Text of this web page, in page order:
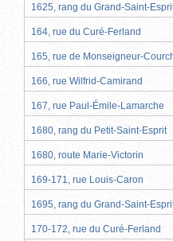
1625, rang du Grand-Saint-
164, rue du Curé-Ferland
165, rue de Monseigneur-
166, rue Wilfrid-Camirand
167, rue Paul-Émile-Lamarche
1680, rang du Petit-Saint-Esprit
1680, route Marie-Victorin
169-171, rue Louis-Caron
1695, rang du Grand-Saint-
170-172, rue du Curé-Ferland